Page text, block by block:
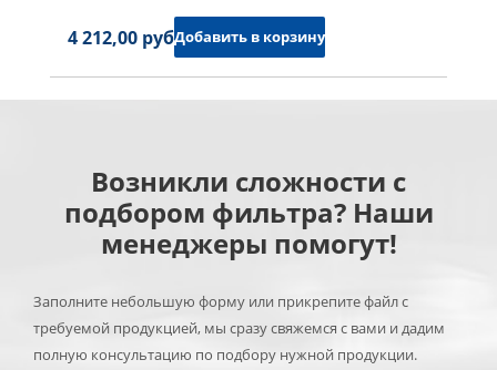
4 212,00 руб.Добавить в корзину
Возникли сложности с
подбором фильтра? Наши
менеджеры помогут!
Заполните небольшую форму или прикрепите файл с
требуемой продукцией, мы сразу свяжемся с вами и дадим
полную консультацию по подбору нужной продукции.